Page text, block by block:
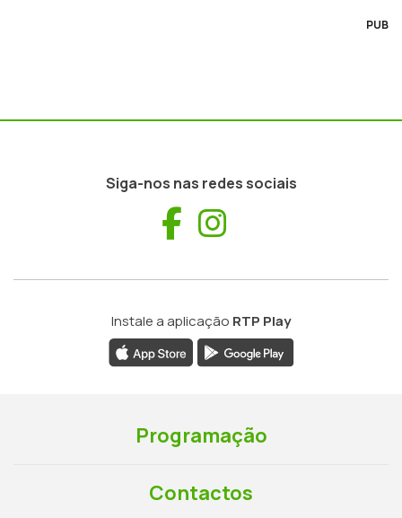
PUB
Siga-nos nas redes sociais
Facebook
Instale a aplicação RTP Play
Programação
Contactos